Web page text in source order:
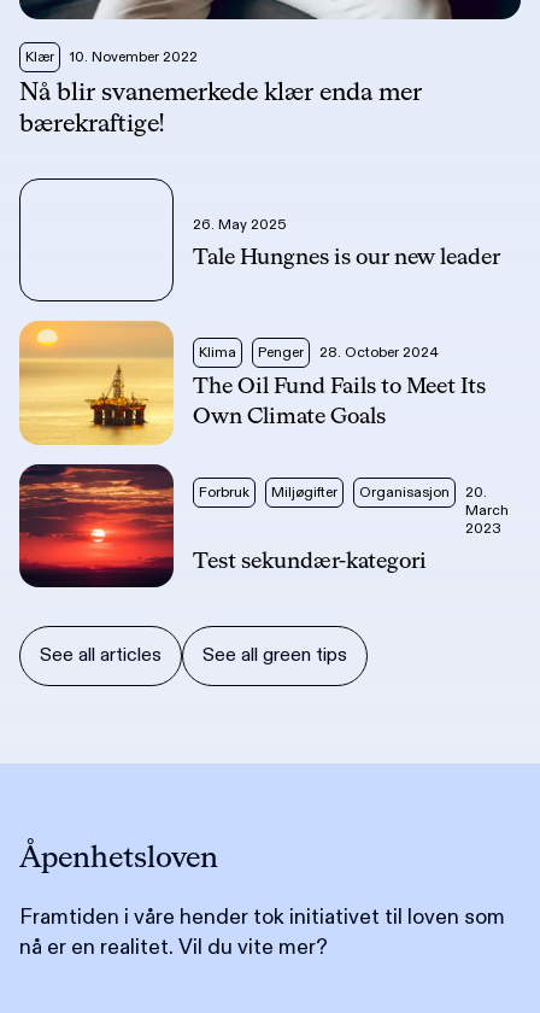
Klær 10. November 2022
Nå blir svanemerkede klær enda mer
bærekraftige!
26. May 2025
Tale Hungnes is our new leader
Klima Penger 28. October 2024
The Oil Fund Fails to Meet Its
Own Climate Goals
Forbruk Miljøgifter Organisasjon
20.
March
2023
Test sekundær-kategori
See all articles See all green tips
Åpenhetsloven
Framtiden i våre hender tok initiativet til loven som
nå er en realitet. Vil du vite mer?